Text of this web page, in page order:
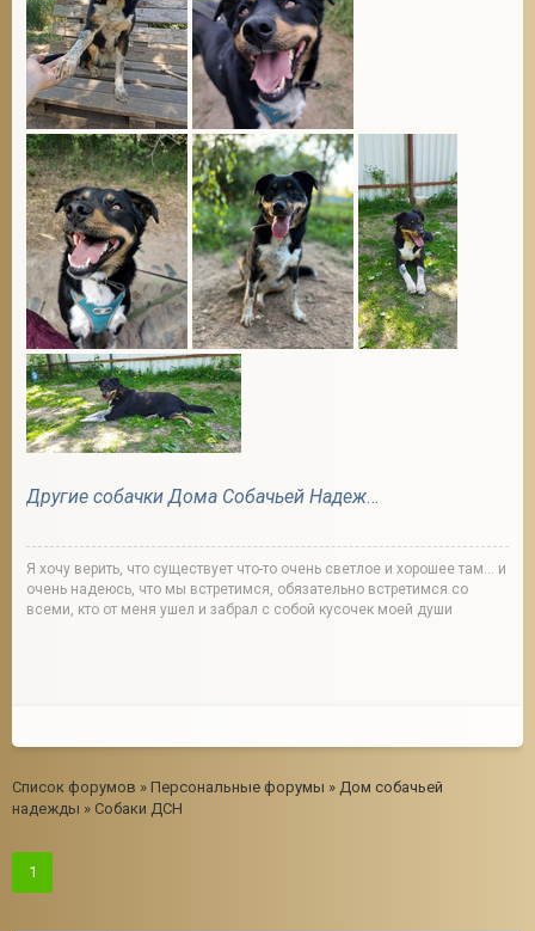
Другие собачки Дома Собачьей Надежды
Я хочу верить, что существует что-то очень светлое и хорошее там... и
очень надеюсь, что мы встретимся, обязательно встретимся со
всеми, кто от меня ушел и забрал с собой кусочек моей души
Список форумов » Персональные форумы » Дом собачьей
надежды » Собаки ДСН
1